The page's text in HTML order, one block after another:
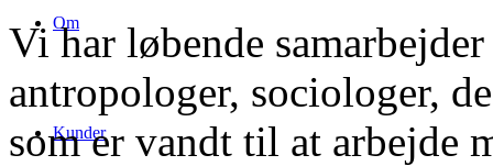
Om
Kunder
Vi har løbende
antropologer, sociologer,
som er vandt til at arbejde